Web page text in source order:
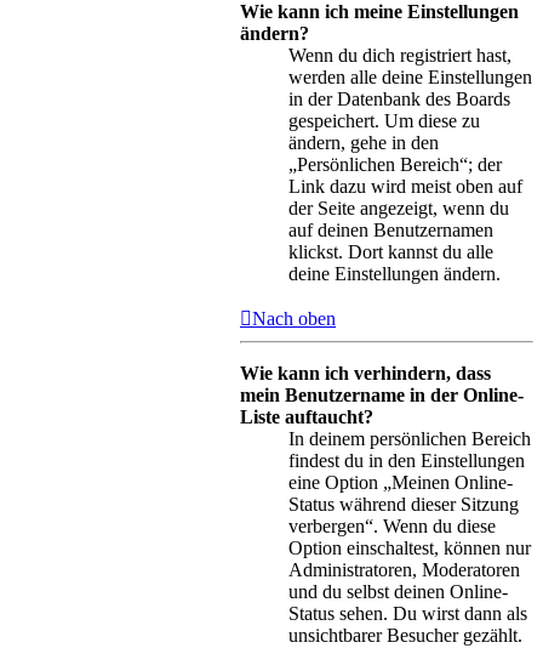
Wie kann ich meine Einstellungen
ändern?
Wenn du dich registriert hast,
werden alle deine Einstellungen
in der Datenbank des Boards
gespeichert. Um diese zu
ändern, gehe in den
„Persönlichen Bereich“; der
Link dazu wird meist oben auf
der Seite angezeigt, wenn du
auf deinen Benutzernamen
klickst. Dort kannst du alle
deine Einstellungen ändern.
Nach oben
Wie kann ich verhindern, dass
mein Benutzername in der Online-
Liste auftaucht?
In deinem persönlichen Bereich
findest du in den Einstellungen
eine Option „Meinen Online-
Status während dieser Sitzung
verbergen“. Wenn du diese
Option einschaltest, können nur
Administratoren, Moderatoren
und du selbst deinen Online-
Status sehen. Du wirst dann als
unsichtbarer Besucher gezählt.